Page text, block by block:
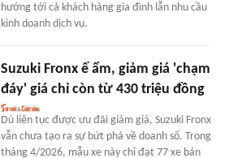
hướng tới cả khách hàng gia đình lẫn nhu cầu
kinh doanh dịch vụ.
Suzuki Fronx ế ẩm, giảm giá 'chạm
đáy' giá chỉ còn từ 430 triệu đồng
Dù liên tục được ưu đãi giảm giá, Suzuki Fronx
vẫn chưa tạo ra sự bứt phá về doanh số. Trong
tháng 4/2026, mẫu xe này chỉ đạt 77 xe bán